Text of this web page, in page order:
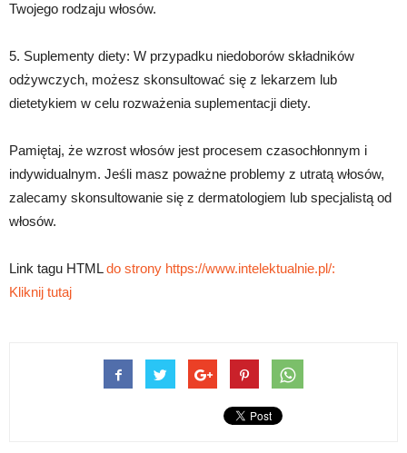
Twojego rodzaju włosów.
5. Suplementy diety: W przypadku niedoborów składników
odżywczych, możesz skonsultować się z lekarzem lub
dietetykiem w celu rozważenia suplementacji diety.
Pamiętaj, że wzrost włosów jest procesem czasochłonnym i
indywidualnym. Jeśli masz poważne problemy z utratą włosów,
zalecamy skonsultowanie się z dermatologiem lub specjalistą od
włosów.
Link tagu HTMLdo strony https://www.intelektualnie.pl/:
Kliknij tutaj